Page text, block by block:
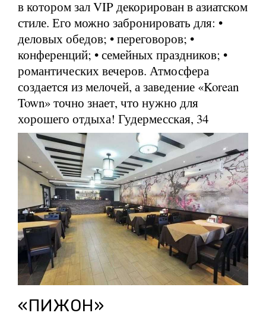
в котором зал VIP декорирован в азиатском
стиле. Его можно забронировать для: •
деловых обедов; • переговоров; •
конференций; • семейных праздников; •
романтических вечеров. Атмосфера
создается из мелочей, а заведение «Korean
Town» точно знает, что нужно для
хорошего отдыха! Гудермесская, 34
«ПИЖОН»